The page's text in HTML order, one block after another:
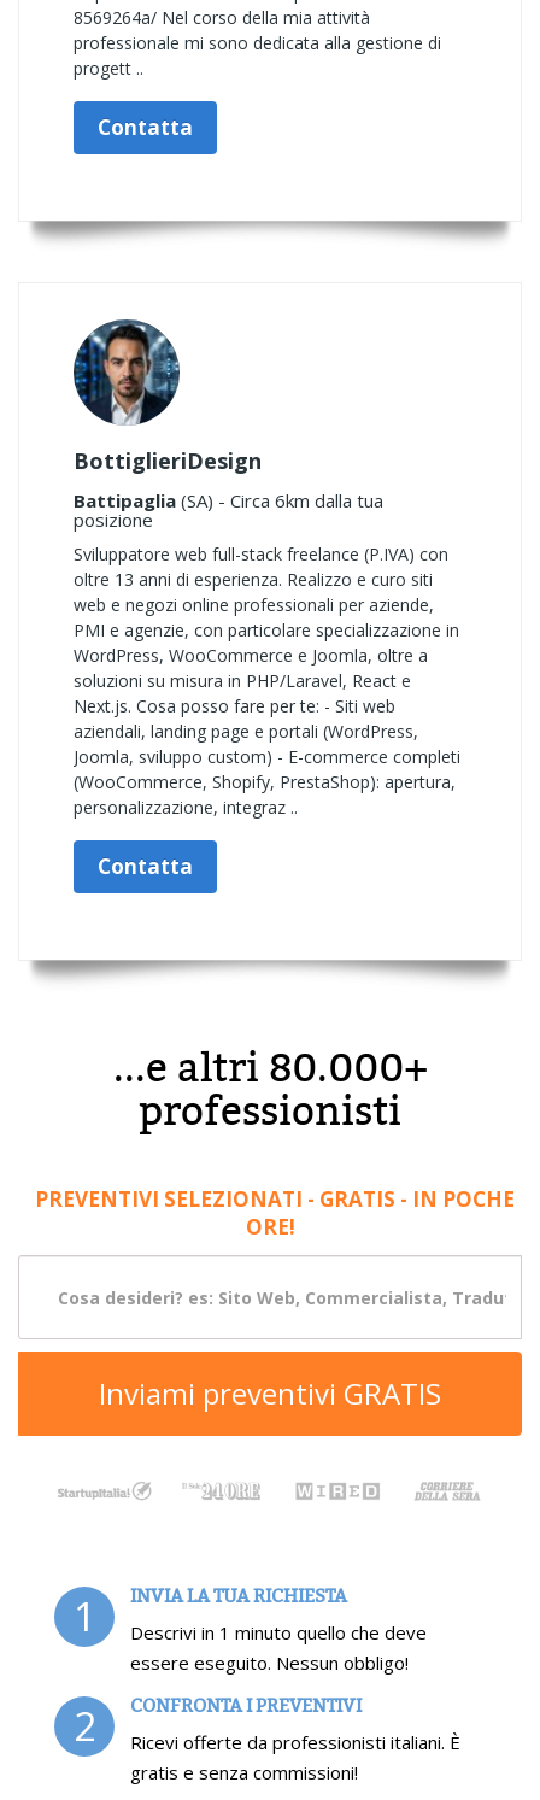
8569264a/ Nel corso della mia attività
professionale mi sono dedicata alla gestione di
progett ..
Contatta
BottiglieriDesign
Battipaglia (SA) - Circa 6km dalla tua
posizione
Sviluppatore web full-stack freelance (P.IVA) con
oltre 13 anni di esperienza. Realizzo e curo siti
web e negozi online professionali per aziende,
PMI e agenzie, con particolare specializzazione in
WordPress, WooCommerce e Joomla, oltre a
soluzioni su misura in PHP/Laravel, React e
Next.js. Cosa posso fare per te: - Siti web
aziendali, landing page e portali (WordPress,
Joomla, sviluppo custom) - E-commerce completi
(WooCommerce, Shopify, PrestaShop): apertura,
personalizzazione, integraz ..
Contatta
...e altri 80.000+
professionisti
PREVENTIVI SELEZIONATI - GRATIS - IN POCHE
ORE!
Inviami preventivi GRATIS
1 INVIA LA TUA RICHIESTA
Descrivi in 1 minuto quello che deve
essere eseguito. Nessun obbligo!
2 CONFRONTA I PREVENTIVI
Ricevi offerte da professionisti italiani. È
gratis e senza commissioni!